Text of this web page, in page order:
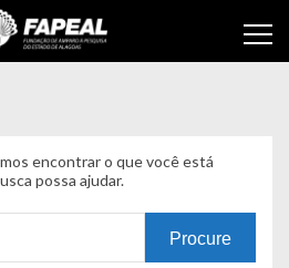
encontrar o que você está
possa ajudar.